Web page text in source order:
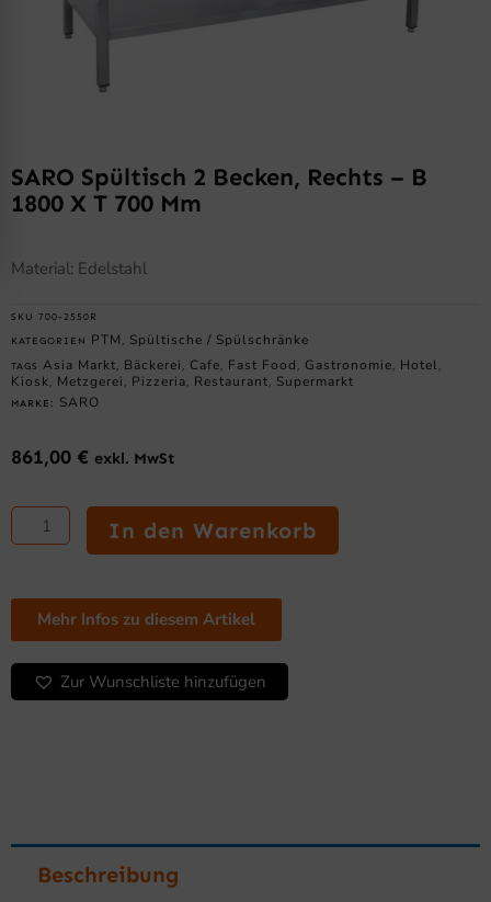
SARO Spültisch 2 Becken, Rechts – B
1800 X T 700 Mm
Material: Edelstahl
SKU 700-2550R
KATEGORIEN PTM Spültische / Spülschränke
TAGS Asia Markt Bäckerei Cafe Fast Food Gastronomie Hotel
Kiosk Metzgerei Pizzeria Restaurant Supermarkt
MARKE: SARO
861,00 € exkl. MwSt
SARO
Spültisch
2
rechts
B
1800
In den Warenkorb
Mehr Infos zu diesem Artikel
Zur Wunschliste hinzufügen
Beschreibung